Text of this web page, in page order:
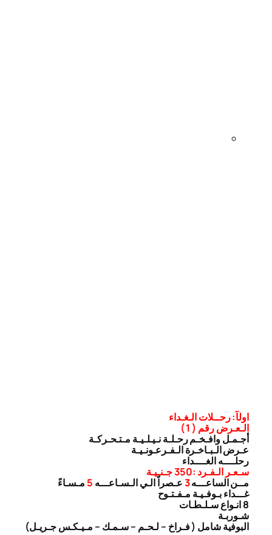
اولآ: رحــلات الـغـداء
الـعـرض رقم ( 1 )
أجـمـل وافـخـم رحـلـة نـيـلـيـة مـتـحـركـة
عـرض الـبـاخـرة الـفـرعـونـيـة
رحلــــه الغــــداء
سـعـر الـفـرد :350 جـنـيـة
مــن الساعـــه3عـصراً الـي الـسـاعـــه 5 مـسـاءً
غـــداء بـوفـيـة مـفـتـوح
8 انـواع سـلـطـات
شـوربـة
البوفية شامل ( فـراخ – لـحـم – سـمـك – مـيـكـس جـريـل)